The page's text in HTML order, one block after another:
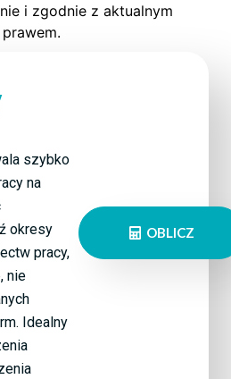
i zgodnie z aktualnym
prawem.
szybko
na
okresy
pracy,
nie
Idealny
OBLICZ